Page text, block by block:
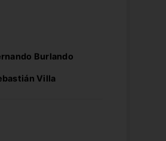
Burlando
Villa